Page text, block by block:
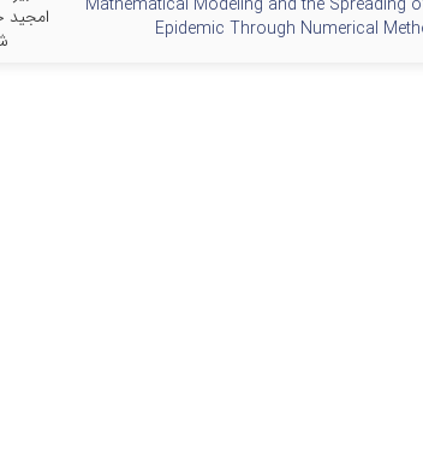
Epidemic Through Numerical